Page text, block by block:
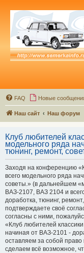
FAQ Новые
Наш сайт Наш форум
Клуб любителей
модельного ряда
тюнинг, ремонт,
Заходя на конференцию
всего модельного ряда
советы.» (в дальнейшем
ВАЗ-2107, ВАЗ 2104 и
доработка, тюнинг,
подтверждаете своё
согласны с ними,
«Клуб любителей
начиная от ВАЗ-2101 -
оставляем за собой
сделаем всё возможное,